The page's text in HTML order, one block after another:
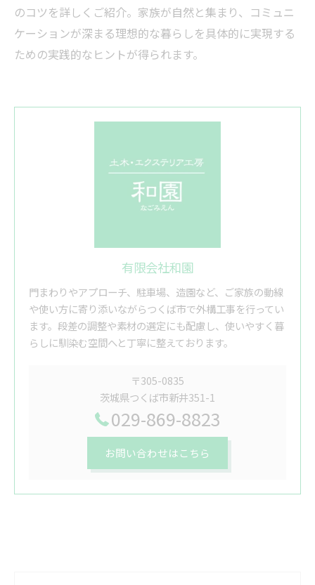
のコツを詳しくご紹介。家族が自然と集まり、コミュニ
ケーションが深まる理想的な暮らしを具体的に実現する
ための実践的なヒントが得られます。
有限会社和園
門まわりやアプローチ、駐車場、造園など、ご家族の動線
や使い方に寄り添いながらつくば市で外構工事を行ってい
ます。段差の調整や素材の選定にも配慮し、使いやすく暮
らしに馴染む空間へと丁寧に整えております。
〒305-0835
茨城県つくば市新井351-1
029-869-8823
お問い合わせはこちら